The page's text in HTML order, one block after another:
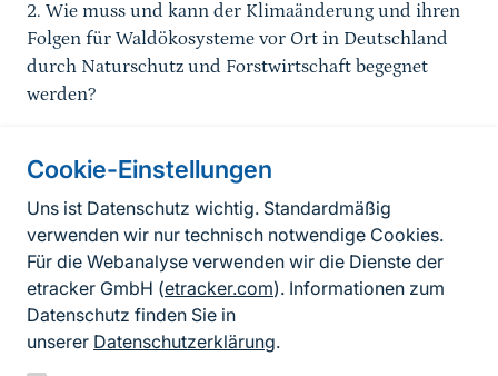
Cookie-Einstellungen
Uns ist Datenschutz wichtig. Standardmäßig
verwenden wir nur technisch notwendige Cookies.
Für die Webanalyse verwenden wir die Dienste der
etracker GmbH (etracker.com). Informationen zum
Datenschutz finden Sie in
unserer Datenschutzerklärung.
2. Wie muss und kann der Klimaänderung und ihren
Folgen für Waldökosysteme vor Ort in Deutschland
durch Naturschutz und Forstwirtschaft begegnet
werden?
Informationen zur Seite
FußzeileKontakt zum BfN
Kontaktformular
Erklärung zur Barrierefreiheit